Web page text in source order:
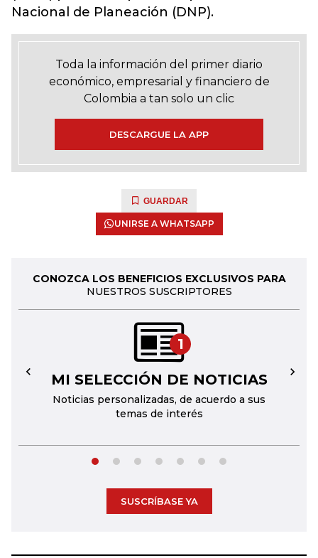
Nacional de Planeación (DNP).
Toda la información del primer diario
económico, empresarial y financiero de
Colombia a tan solo un clic
DESCARGUE LA APP
GUARDAR
UNIRSE A WHATSAPP
CONOZCA LOS BENEFICIOS EXCLUSIVOS PARA
NUESTROS SUSCRIPTORES
1
MI SELECCIÓN DE NOTICIAS
Noticias personalizadas, de acuerdo a sus
temas de interés
← →
SUSCRÍBASE YA